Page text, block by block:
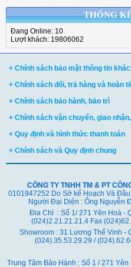
THỐNG
Đang Online: 10
Lượt khách: 19806062
+ Chính sách bảo mật thông tin
+ Chính sách đổi, trả hàng và hoàn
+ Chính sách bảo hành, bảo trì
+ Chính sách vận chuyển, giao
+ Quy định và hình thức thanh toán
+ Chính sách và Quy định chung
CÔNG TY TNHH TM & PT
0101947252 Do Sở kế Hoạch Và
Người Đại Diện : Ông Nguyễn
Địa Chỉ : Số 1/ 271 Yên Hoà -
(024)2.21.21.21.4 Fax
Showroom : 31 Lương Thế Vinh -
(024).35.53.29.29 /
Trung Tâm Bảo Hành : Số 1 / 271